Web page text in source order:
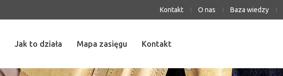
Kontakt O nas Baza wiedzy
Jak to działa Mapa zasięgu Kontakt